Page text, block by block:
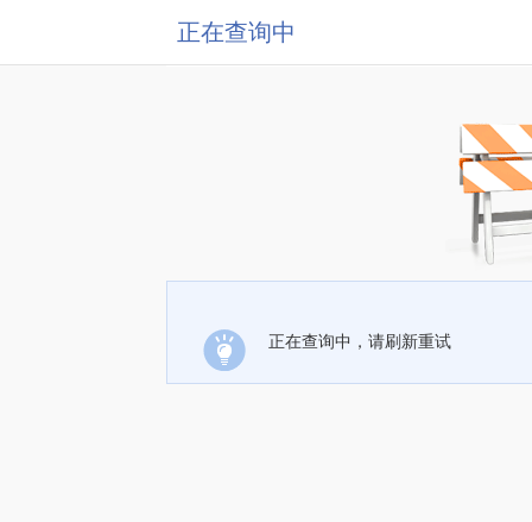
正在查询中
正在查询中，请刷新重试